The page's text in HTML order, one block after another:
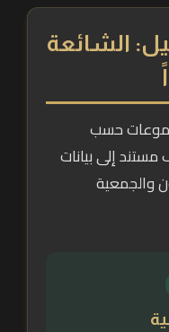
الشائعة
حسب
إلى بيانات
والجمعية